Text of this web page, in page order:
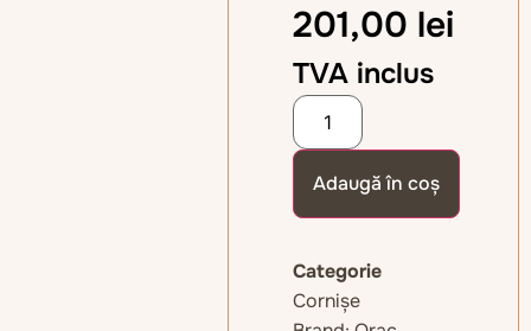
201,00 lei
TVA inclus
Adaugă în coș
Categorie
Cornișe